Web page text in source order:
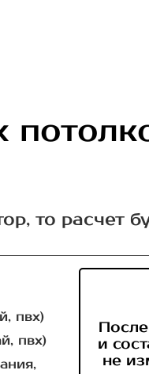
то расчет
пвх)
пвх)
и
не